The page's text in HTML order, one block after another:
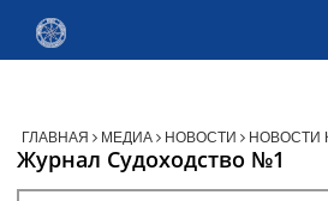
ГЛАВНАЯ МЕДИА НОВОСТИ НОВОСТИ
Журнал Судоходство №1